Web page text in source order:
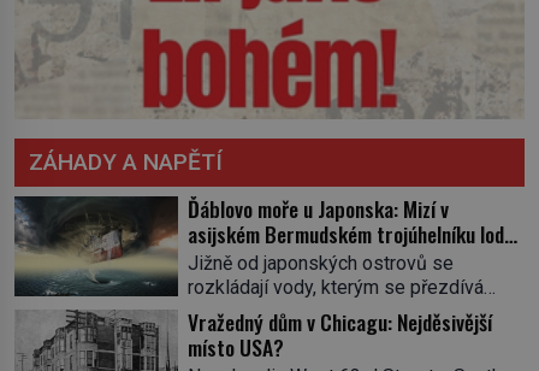
ZÁHADY A NAPĚTÍ
Ďáblovo moře u Japonska: Mizí v
asijském Bermudském trojúhelníku lodě
ve spárech neznámé síly?
Jižně od japonských ostrovů se
rozkládají vody, kterým se přezdívá
Ďáblovo moře. Vypráví se o lodích
mizejících beze stopy, podivných
světlech, zrádných proudech i mořských
Vražedný dům v Chicagu: Nejděsivější
místo USA?